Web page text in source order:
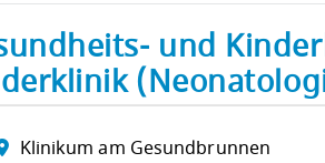
und
Klinikum am Gesundbrunnen